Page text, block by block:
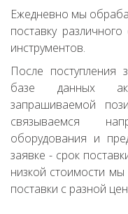
Ежедневно мы
поставку
инструментов.
После поступления
базе данных
запрашиваемой
связываемся
оборудования и
заявке - срок
низкой стоимости
поставки с разной